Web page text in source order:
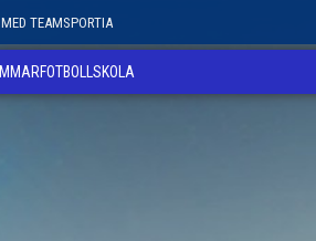
TEAMSPORTIA